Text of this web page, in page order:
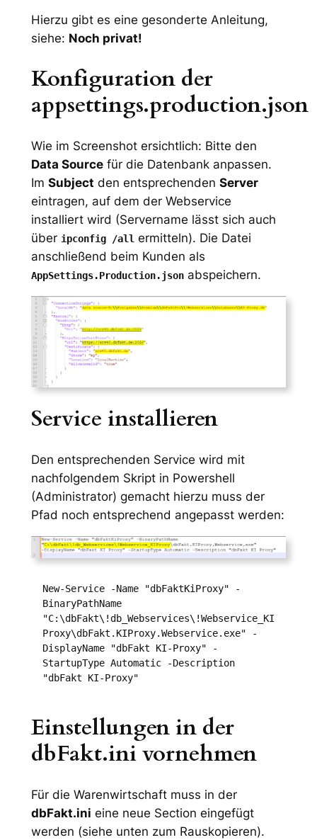
Hierzu gibt es eine gesonderte Anleitung,
siehe: Noch privat!
Konfiguration der
appsettings.production.json
Wie im Screenshot ersichtlich: Bitte den
Data Sourcefür die Datenbank anpassen.
Im Subject den entsprechenden Server
eintragen, auf dem der Webservice
installiert wird (Servername lässt sich auch
über ipconfig /all ermitteln). Die Datei
anschließend beim Kunden als
AppSettings.Production.jsonabspeichern.
Service installieren
Den entsprechenden Service wird mit
nachfolgendem Skript in Powershell
(Administrator) gemacht hierzu muss der
Pfad noch entsprechend angepasst werden:
New-Service -Name "dbFaktKiProxy" -
BinaryPathName
"C:\dbFakt\!db_Webservices\!Webservice_KI
Proxy\dbFakt.KIProxy.Webservice.exe" -
DisplayName "dbFakt KI-Proxy" -
StartupType Automatic -Description
"dbFakt KI-Proxy"
Einstellungen in der
dbFakt.ini vornehmen
Für die Warenwirtschaft muss in der
dbFakt.ini eine neue Section eingefügt
werden (siehe unten zum Rauskopieren).